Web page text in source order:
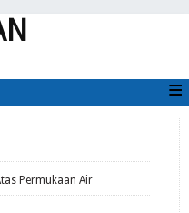
≡
Permukaan Air